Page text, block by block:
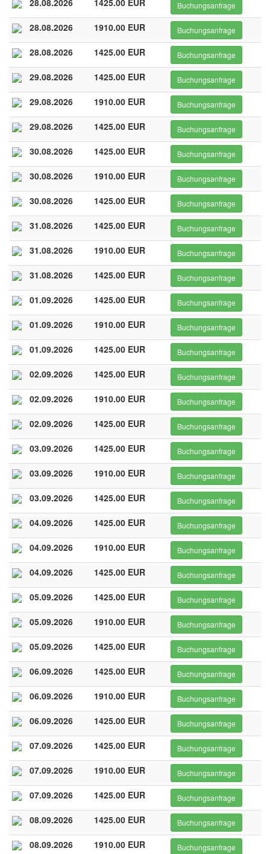
28.08.2026 1425.00 EUR Buchungsanfrage
28.08.2026 1910.00 EUR Buchungsanfrage
28.08.2026 1425.00 EUR Buchungsanfrage
29.08.2026 1425.00 EUR Buchungsanfrage
29.08.2026 1910.00 EUR Buchungsanfrage
29.08.2026 1425.00 EUR Buchungsanfrage
30.08.2026 1425.00 EUR Buchungsanfrage
30.08.2026 1910.00 EUR Buchungsanfrage
30.08.2026 1425.00 EUR Buchungsanfrage
31.08.2026 1425.00 EUR Buchungsanfrage
31.08.2026 1910.00 EUR Buchungsanfrage
31.08.2026 1425.00 EUR Buchungsanfrage
01.09.2026 1425.00 EUR Buchungsanfrage
01.09.2026 1910.00 EUR Buchungsanfrage
01.09.2026 1425.00 EUR Buchungsanfrage
02.09.2026 1425.00 EUR Buchungsanfrage
02.09.2026 1910.00 EUR Buchungsanfrage
02.09.2026 1425.00 EUR Buchungsanfrage
03.09.2026 1425.00 EUR Buchungsanfrage
03.09.2026 1910.00 EUR Buchungsanfrage
03.09.2026 1425.00 EUR Buchungsanfrage
04.09.2026 1425.00 EUR Buchungsanfrage
04.09.2026 1910.00 EUR Buchungsanfrage
04.09.2026 1425.00 EUR Buchungsanfrage
05.09.2026 1425.00 EUR Buchungsanfrage
05.09.2026 1910.00 EUR Buchungsanfrage
05.09.2026 1425.00 EUR Buchungsanfrage
06.09.2026 1425.00 EUR Buchungsanfrage
06.09.2026 1910.00 EUR Buchungsanfrage
06.09.2026 1425.00 EUR Buchungsanfrage
07.09.2026 1425.00 EUR Buchungsanfrage
07.09.2026 1910.00 EUR Buchungsanfrage
07.09.2026 1425.00 EUR Buchungsanfrage
08.09.2026 1425.00 EUR Buchungsanfrage
08.09.2026 1910.00 EUR Buchungsanfrage